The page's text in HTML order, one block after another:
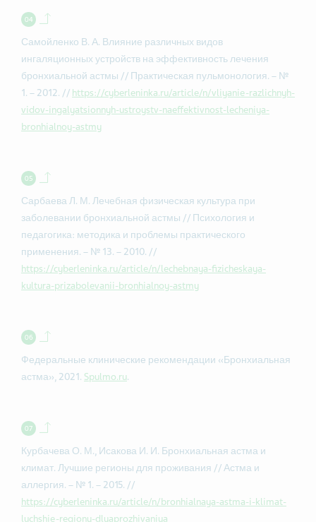
Back to contents.
Самойленко В. А. Влияние различных видов
ингаляционных устройств на эффективность лечения
бронхиальной астмы // Практическая пульмонология. – №
1. – 2012. // https://cyberleninka.ru/article/n/vliyanie-razlichnyh-
vidov-ingalyatsionnyh-ustroystv-naeffektivnost-lecheniya-
bronhialnoy-astmy
Back to contents.
Сарбаева Л. М. Лечебная физическая культура при
заболевании бронхиальной астмы // Психология и
педагогика: методика и проблемы практического
применения. – № 13. – 2010. //
https://cyberleninka.ru/article/n/lechebnaya-fizicheskaya-
kultura-prizabolevanii-bronhialnoy-astmy
Back to contents.
Федеральные клинические рекомендации «Бронхиальная
астма», 2021. Spulmo.ru.
Back to contents.
Курбачева О. М., Исакова И. И. Бронхиальная астма и
климат. Лучшие регионы для проживания // Астма и
аллергия. – № 1. – 2015. //
https://cyberleninka.ru/article/n/bronhialnaya-astma-i-klimat-
luchshie-regiony-dlyaprozhivaniya